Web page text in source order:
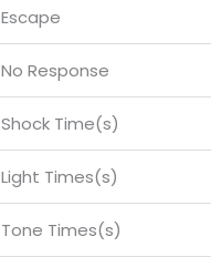
Escape
No Response
Shock Time(s)
Light Times(s)
Tone Times(s)